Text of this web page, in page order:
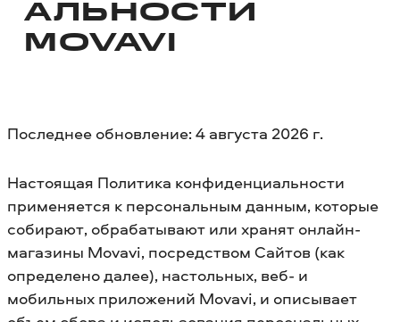
АЛЬНОСТИ
MOVAVI
Последнее обновление: 4 августа 2026 г.
Настоящая Политика конфиденциальности
применяется к персональным данным, которые
собирают, обрабатывают или хранят онлайн-
магазины Movavi, посредством Сайтов (как
определено далее), настольных, веб- и
мобильных приложений Movavi, и описывает